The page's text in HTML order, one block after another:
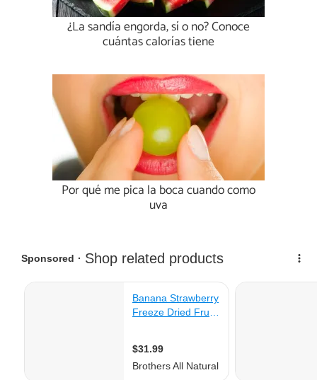
¿La sandía engorda, sí o no? Conoce
cuántas calorías tiene
Por qué me pica la boca cuando como
uva